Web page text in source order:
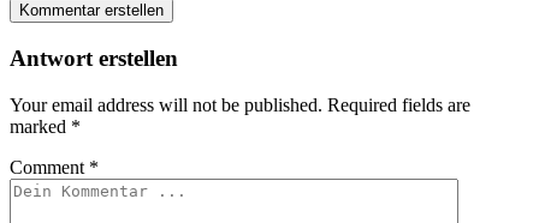
Kommentar erstellen
Antwort erstellen
Your email address will not be published. Required fields are
marked *
Comment *